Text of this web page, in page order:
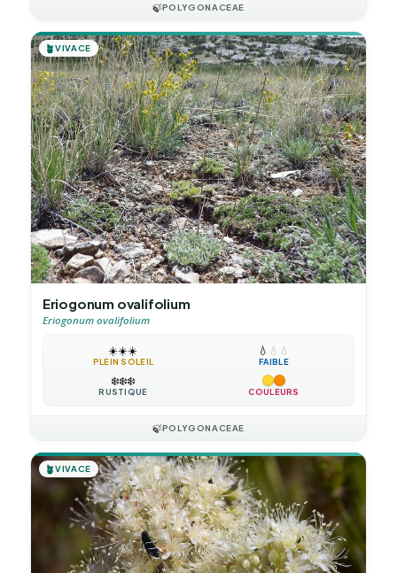
🍃POLYGONACEAE
🪴VIVACE
Eriogonum ovalifolium
Eriogonum ovalifolium
☀️☀️☀️
PLEIN SOLEIL
💧 💧 💧
FAIBLE
❄️❄️❄️
RUSTIQUE COULEURS
🍃POLYGONACEAE
🪴VIVACE